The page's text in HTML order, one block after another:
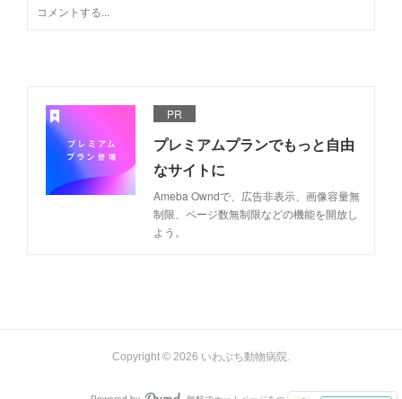
PR
プレミアムプランでもっと自由
なサイトに
Ameba Owndで、広告非表示、画像容量無
制限、ページ数無制限などの機能を開放し
よう。
Copyright © 2026 いわぶち動物病院.